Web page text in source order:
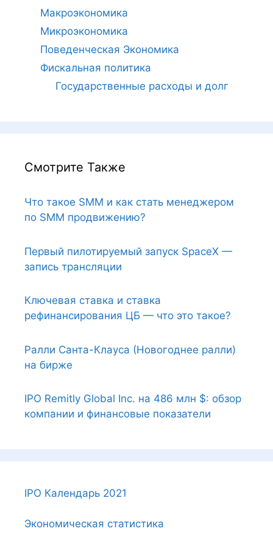
Макроэкономика
Микроэкономика
Поведенческая Экономика
Фискальная политика
Государственные расходы и долг
Смотрите Также
Что такое SMM и как стать менеджером
по SMM продвижению?
Первый пилотируемый запуск SpaceX —
запись трансляции
Ключевая ставка и ставка
рефинансирования ЦБ — что это такое?
Ралли Санта-Клауса (Новогоднее ралли)
на бирже
IPO Remitly Global Inc. на 486 млн $: обзор
компании и финансовые показатели
IPO Календарь 2021
Экономическая статистика